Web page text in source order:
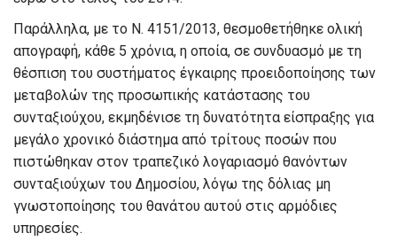
Παράλληλα, με το Ν. 4151/2013, θεσμοθετήθηκε ολική
απογραφή, κάθε 5 χρόνια, η οποία, σε συνδυασμό με τη
θέσπιση του συστήματος έγκαιρης προειδοποίησης των
μεταβολών της προσωπικής κατάστασης του
συνταξιούχου, εκμηδένισε τη δυνατότητα είσπραξης για
μεγάλο χρονικό διάστημα από τρίτους ποσών που
πιστώθηκαν στον τραπεζικό λογαριασμό θανόντων
συνταξιούχων του Δημοσίου, λόγω της δόλιας μη
γνωστοποίησης του θανάτου αυτού στις αρμόδιες
υπηρεσίες.